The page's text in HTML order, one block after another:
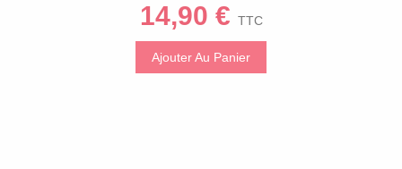
14,90 € TTC
Ajouter Au Panier